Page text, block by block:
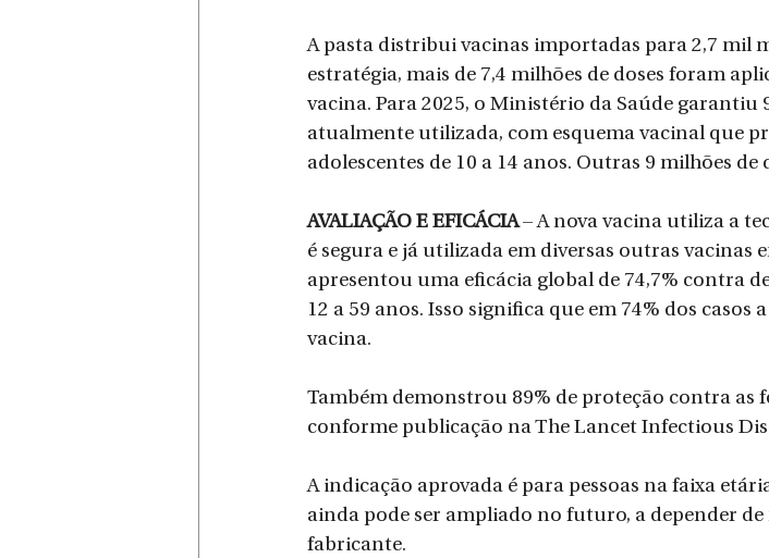
A pasta distribui vacinas importadas para 2,7 mil
estratégia, mais de 7,4 milhões de doses foram
vacina. Para 2025, o Ministério da Saúde garantiu
atualmente utilizada, com esquema vacinal que
adolescentes de 10 a 14 anos. Outras 9 milhões de
AVALIAÇÃO E EFICÁCIA – A nova vacina utiliza a
é segura e já utilizada em diversas outras vacinas
apresentou uma eficácia global de 74,7% contra
12 a 59 anos. Isso significa que em 74% dos
vacina.
Também demonstrou 89% de proteção contra as
conforme publicação na The Lancet Infectious
A indicação aprovada é para pessoas na faixa
ainda pode ser ampliado no futuro, a depender
fabricante.